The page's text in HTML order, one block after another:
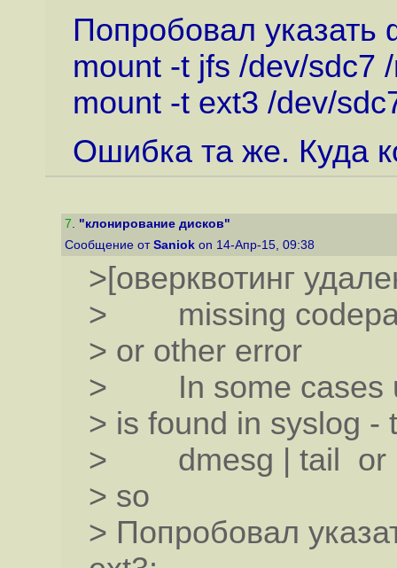
Попробовал
mount -t jfs /dev/sdc7
mount -t ext3 /dev/
Ошибка та же. Куда
7. "клонирование дисков"
Сообщение от Saniok on 14-Апр-15, 09:38
>[оверквотинг
> missing
> or other error
> In some cases
> is found in syslog -
> dmesg | tail or
> so
> Попробовал